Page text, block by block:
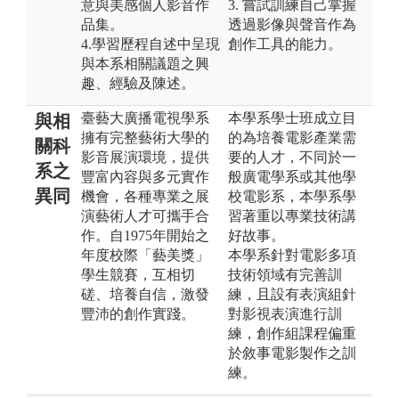
意與美感個人影音作
品集。
4.學習歷程自述中呈現
與本系相關議題之興
趣、經驗及陳述。
3. 嘗試訓練自己掌握
透過影像與聲音作為
創作工具的能力。
與相
關科
系之
異同
臺藝大廣播電視學系
擁有完整藝術大學的
影音展演環境， 提供
豐富內容與多元實作
機會，各種專業之展
演藝術人才可攜手合
作。 自1975年開始之
年度校際「藝美獎」
學生競賽， 互相切
磋、培養自信，激發
豐沛的創作實踐。
本學系學士班成立目
的為培養電影產業需
要的人才，不同於一
般廣電學系或其他學
校電影系，本學系學
習著重以專業技術講
好故事。
本學系針對電影多項
技術領域有完善訓
練，且設有表演組針
對影視表演進行訓
練，創作組課程偏重
於敘事電影製作之訓
練。